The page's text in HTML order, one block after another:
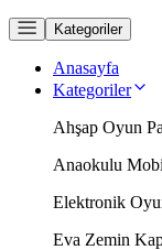
Kategoriler
Anasayfa
Kategoriler
Ahşap Oyun
Anaokulu
Elektronik
Eva Zemin